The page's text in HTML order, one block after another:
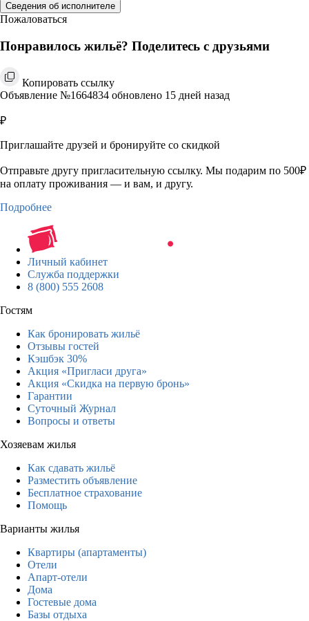
Сведения об исполнителе
Пожаловаться
Понравилось жильё? Поделитесь с друзьями
Копировать ссылку
Объявление №1664834 обновлено 15 дней назад
₽
Приглашайте друзей и бронируйте со скидкой
Отправьте другу пригласительную ссылку. Мы подарим по 500₽
на оплату проживания — и вам, и другу.
Подробнее
Личный кабинет
Служба поддержки
8 (800) 555 2608
Гостям
Как бронировать жильё
Отзывы гостей
Кэшбэк 30%
Акция «Пригласи друга»
Акция «Скидка на первую бронь»
Гарантии
Суточный Журнал
Вопросы и ответы
Хозяевам жилья
Как сдавать жильё
Разместить объявление
Бесплатное страхование
Помощь
Варианты жилья
Квартиры (апартаменты)
Отели
Апарт-отели
Дома
Гостевые дома
Базы отдыха